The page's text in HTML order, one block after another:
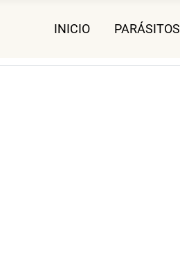
INICIO PARÁSITOS